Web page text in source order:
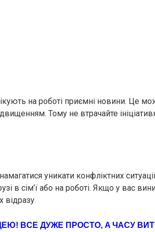
на роботі приємні новини. Це
Тому не втрачайте
уникати конфліктних
в сім’ї або на роботі. Якщо у вас
відразу.
ВCЕ ДУЖЕ ПРOСТО, A ЧAСУ